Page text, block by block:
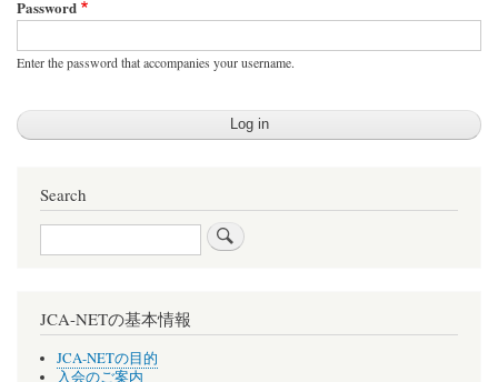
Password
Enter the password that accompanies your username.
Search
Search
JCA-NETの基本情報
JCA-NETの目的
入会のご案内